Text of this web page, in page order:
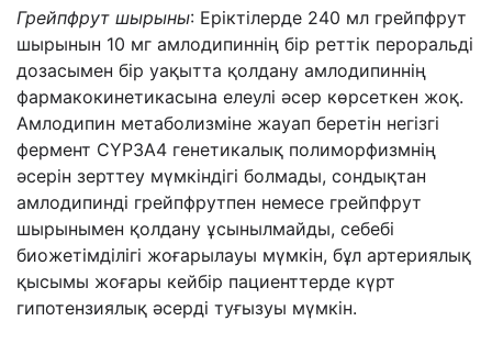
Грейпфрут шырыны: Еріктілерде 240 мл грейпфрут
шырынын 10 мг амлодипиннің бір реттік пероральді
дозасымен бір уақытта қолдану амлодипиннің
фармакокинетикасына елеулі әсер көрсеткен жоқ.
Амлодипин метаболизміне жауап беретін негізгі
фермент CYP3A4 генетикалық полиморфизмнің
әсерін зерттеу мүмкіндігі болмады, сондықтан
амлодипинді грейпфрутпен немесе грейпфрут
шырынымен қолдану ұсынылмайды, себебі
биожетімділігі жоғарылауы мүмкін, бұл артериялық
қысымы жоғары кейбір пациенттерде күрт
гипотензиялық әсерді туғызуы мүмкін.